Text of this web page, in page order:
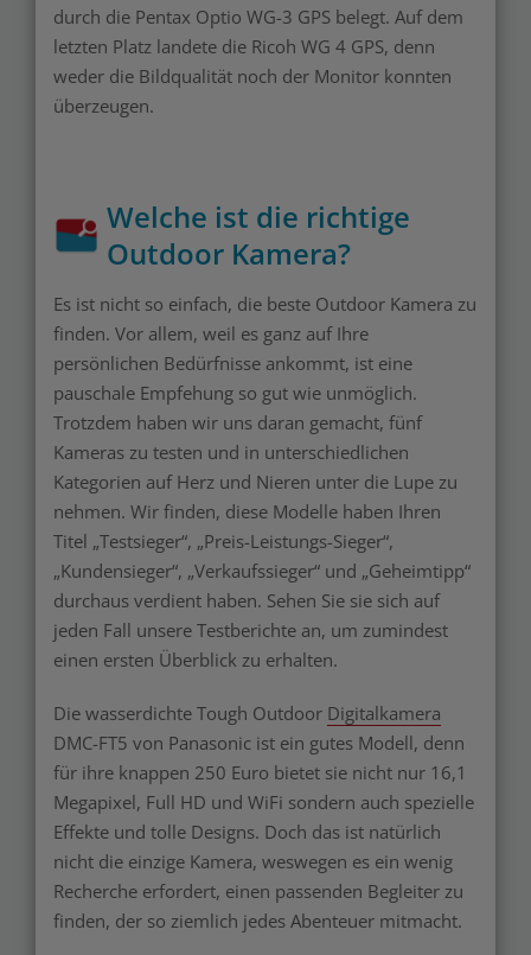
durch die Pentax Optio WG-3 GPS belegt. Auf dem
letzten Platz landete die Ricoh WG 4 GPS, denn
weder die Bildqualität noch der Monitor konnten
überzeugen.
Welche ist die richtige
Outdoor Kamera?
Es ist nicht so einfach, die beste Outdoor Kamera zu
finden. Vor allem, weil es ganz auf Ihre
persönlichen Bedürfnisse ankommt, ist eine
pauschale Empfehung so gut wie unmöglich.
Trotzdem haben wir uns daran gemacht, fünf
Kameras zu testen und in unterschiedlichen
Kategorien auf Herz und Nieren unter die Lupe zu
nehmen. Wir finden, diese Modelle haben Ihren
Titel „Testsieger“, „Preis-Leistungs-Sieger“,
„Kundensieger“, „Verkaufssieger“ und „Geheimtipp“
durchaus verdient haben. Sehen Sie sie sich auf
jeden Fall unsere Testberichte an, um zumindest
einen ersten Überblick zu erhalten.
Die wasserdichte Tough Outdoor Digitalkamera
DMC-FT5 von Panasonic ist ein gutes Modell, denn
für ihre knappen 250 Euro bietet sie nicht nur 16,1
Megapixel, Full HD und WiFi sondern auch spezielle
Effekte und tolle Designs. Doch das ist natürlich
nicht die einzige Kamera, weswegen es ein wenig
Recherche erfordert, einen passenden Begleiter zu
finden, der so ziemlich jedes Abenteuer mitmacht.